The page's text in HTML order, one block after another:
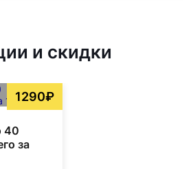
и скидки
1290₽
40
за